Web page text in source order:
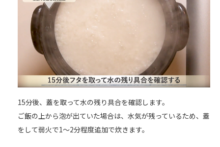
15分後、蓋を取って水の残り具合を確認します。
ご飯の上から泡が出ていた場合は、水気が残っているため、蓋
をして弱火で1～2分程度追加で炊きます。